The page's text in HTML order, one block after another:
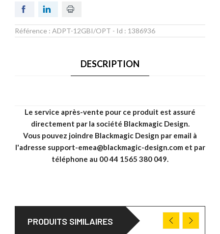
Référence : ADPT-12GBI/OPT - Id : 1386936
DESCRIPTION
Le service après-vente pour ce produit est assuré
directement par la société Blackmagic Design.
Vous pouvez joindre Blackmagic Design par email à
l'adresse support-emea@blackmagic-design.com et par
téléphone au 00 44 1565 380 049.
PRODUITS SIMILAIRES